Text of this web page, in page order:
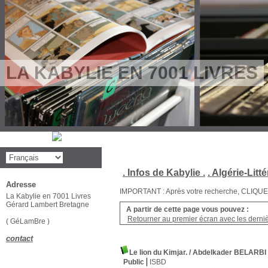
LA KABYLIE EN 7001 LIVRES
. Infos de Kabylie . . Algérie-
IMPORTANT : Après votre recherche,
A partir de cette page vous pouvez :
Retourner au premier écran avec les
Le lion du Kimjar. / Abdelkader BELARBI
Public
ISBD
Adresse
La Kabylie en 7001 Livres
Gérard Lambert Bretagne
( GéLamBre )
contact